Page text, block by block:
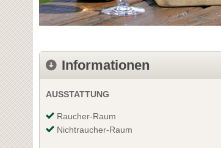
Informationen
AUSSTATTUNG
Raucher-Raum
Nichtraucher-Raum